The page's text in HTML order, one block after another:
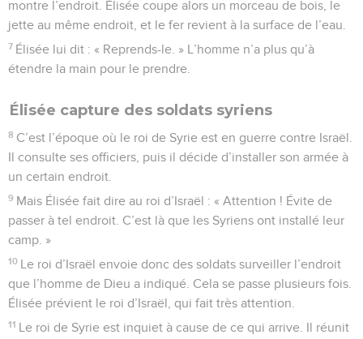
montre l’endroit. Élisée coupe alors un morceau de bois, le
jette au même endroit, et le fer revient à la surface de l’eau.
7 Élisée lui dit : « Reprends-le. » L’homme n’a plus qu’à
étendre la main pour le prendre.
Élisée capture des soldats syriens
8 C’est l’époque où le roi de Syrie est en guerre contre Israël.
Il consulte ses officiers, puis il décide d’installer son armée à
un certain endroit.
9 Mais Élisée fait dire au roi d’Israël : « Attention ! Évite de
passer à tel endroit. C’est là que les Syriens ont installé leur
camp. »
10 Le roi d’Israël envoie donc des soldats surveiller l’endroit
que l’homme de Dieu a indiqué. Cela se passe plusieurs fois.
Élisée prévient le roi d’Israël, qui fait très attention.
11 Le roi de Syrie est inquiet à cause de ce qui arrive. Il réunit